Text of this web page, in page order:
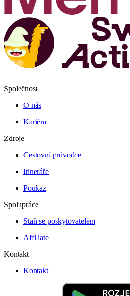
Společnost
O nás
Kariéra
Zdroje
Cestovní průvodce
Itineráře
Poukaz
Spolupráce
Staň se poskytovatelem
Affiliate
Kontakt
Kontakt